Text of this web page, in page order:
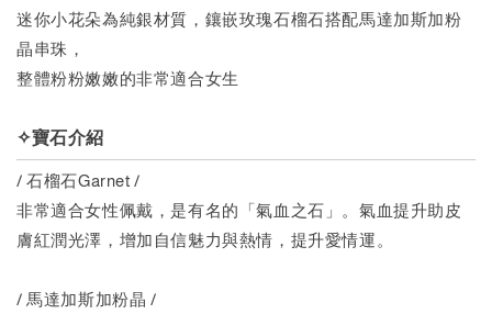
迷你小花朵為純銀材質，鑲嵌玫瑰石榴石搭配馬達加斯加粉
晶串珠，
整體粉粉嫩嫩的非常適合女生
✧寶石介紹
/ 石榴石Garnet /
非常適合女性佩戴，是有名的「氣血之石」。氣血提升助皮
膚紅潤光澤，增加自信魅力與熱情，提升愛情運。
/ 馬達加斯加粉晶 /